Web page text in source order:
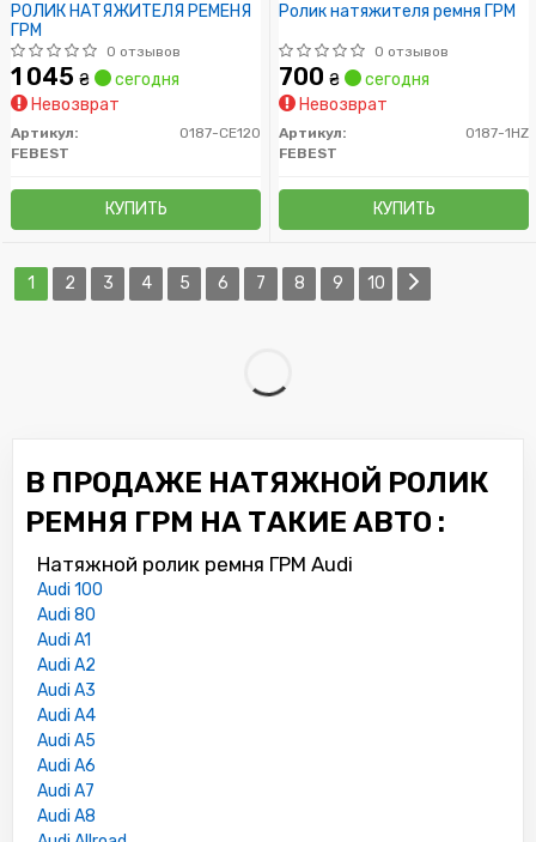
РОЛИК НАТЯЖИТЕЛЯ РЕМЕНЯ
ГРМ
0 отзывов
1 045 ₴
сегодня
Невозврат
Артикул:
0187-CE120
FEBEST
КУПИТЬ
Ролик натяжителя ремня ГРМ
0 отзывов
700 ₴
сегодня
Невозврат
Артикул:
0187-1HZ
FEBEST
КУПИТЬ
1 2 3 4 5 6 7 8 9 10
В ПРОДАЖЕ НАТЯЖНОЙ РОЛИК
РЕМНЯ ГРМ НА ТАКИЕ АВТО :
Натяжной ролик ремня ГРМ Audi
Audi 100
Audi 80
Audi A1
Audi A2
Audi A3
Audi A4
Audi A5
Audi A6
Audi A7
Audi A8